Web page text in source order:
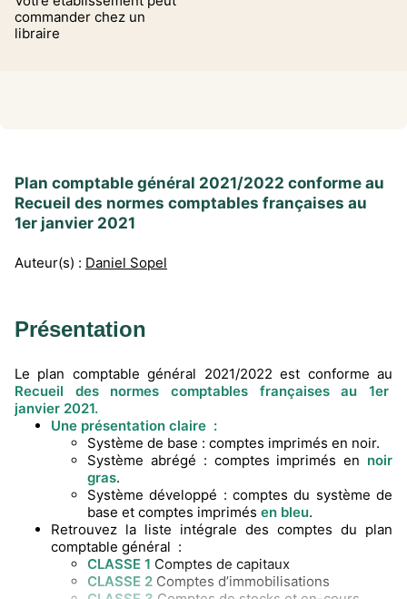
commander chez un
libraire
Plan comptable général 2021/2022 conforme au
Recueil des normes comptables françaises au
1er janvier 2021
Auteur(s) : Daniel Sopel
Présentation
Le plan comptable général 2021/2022 est conforme au
Recueil des normes comptables françaises au 1er
janvier 2021.
Une présentation claire :
Système de base : comptes imprimés en noir.
Système abrégé : comptes imprimés en noir
gras.
Système développé : comptes du système de
base et comptes imprimés en bleu.
Retrouvez la liste intégrale des comptes du plan
comptable général :
CLASSE 1 Comptes de capitaux
CLASSE 2 Comptes d’immobilisations